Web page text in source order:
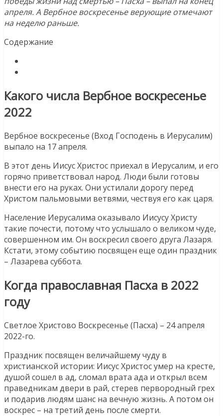
апреля. А Вербное воскресенье верующие отмечают
на неделю раньше.
Содержание
Какого числа Вербное воскресенье
2022
Вербное воскресенье (Вход Господень в Иерусалим)
выпало на 17 апреля.
В этот день Иисус Христос приехал в Иерусалим, и его
горячо приветствовал народ. Люди были готовы
внести его на руках. Они устилали дорогу перед
Христом пальмовыми ветвями, чествуя его как царя.
Население Иерусалима оказывало Иисусу Христу
такие почести, потому что услышало о великом чуде,
совершенном им. Он воскресил своего друга Лазаря.
Кстати, этому событию посвящен еще один праздник
– Лазарева суббота.
Когда православная Пасха в 2022
году
Светлое Христово Воскресенье (Пасха) – 24 апреля
2022-го.
Праздник посвящен величайшему чуду в
христианской истории: Иисус Христос умер на кресте,
душой сошел в ад, сломал врата ада и открыл всем
праведникам двери в рай, стерев первородный грех
и подарив людям шанс на вечную жизнь. А потом он
воскрес – на третий день после смерти.